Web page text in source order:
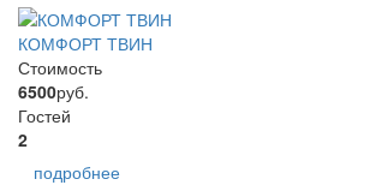
КОМФОРТ ТВИН
Стоимость
6500руб.
Гостей
2
подробнее